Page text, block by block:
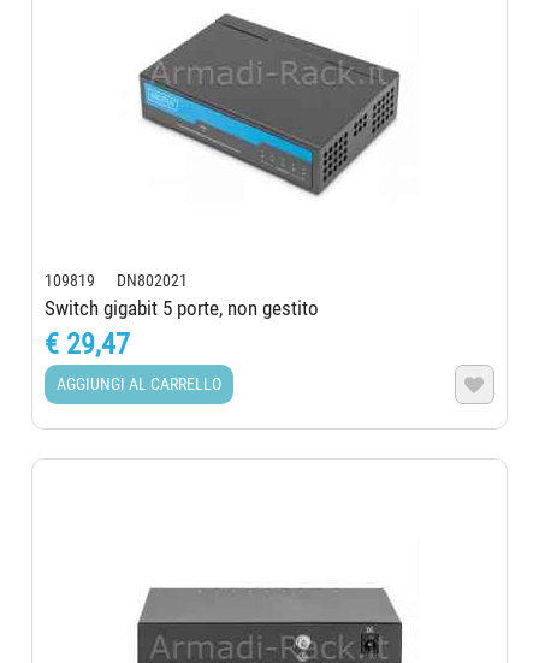
109819 DN802021
Switch gigabit 5 porte, non gestito
€ 29,47
AGGIUNGI AL CARRELLO 